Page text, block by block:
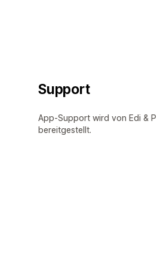
Support
App-Support wird von Edi & P
bereitgestellt.